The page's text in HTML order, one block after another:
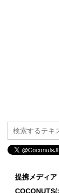
提携メディア
COCONUTS